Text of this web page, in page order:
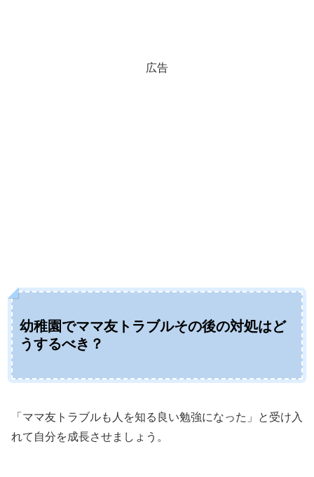
広告
幼稚園でママ友トラブルその後の対処はど
うするべき？
「ママ友トラブルも人を知る良い勉強になった」と受け入
れて自分を成長させましょう。